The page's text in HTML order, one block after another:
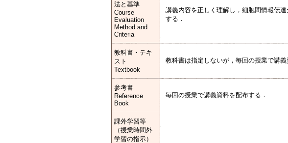
法と基準
Course
Evaluation
Method and
Criteria
講義内容を正しく理解し，細胞間情報伝
する．
教科書・テキ
スト
Textbook
教科書は指定しないが，毎回の授業で講義
参考書
Reference
Book
毎回の授業で講義資料を配布する．
課外学習等
（授業時間外
学習の指示）